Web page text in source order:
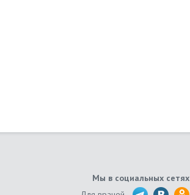
Мы в социальных сетях